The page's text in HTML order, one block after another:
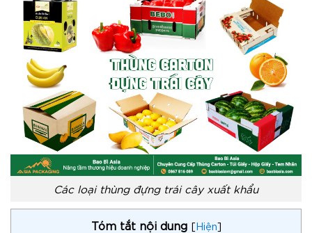
Các loại thùng đựng trái cây xuất khẩu
Tóm tắt nội dung [Hiện]